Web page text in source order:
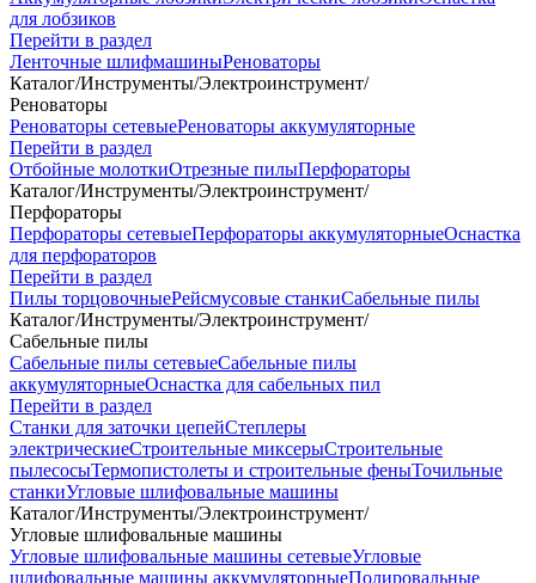
для лобзиков
Перейти в раздел
Ленточные шлифмашиныРеноваторы
Каталог/Инструменты/Электроинструмент/
Реноваторы
Реноваторы сетевыеРеноваторы аккумуляторные
Перейти в раздел
Отбойные молоткиОтрезные пилыПерфораторы
Каталог/Инструменты/Электроинструмент/
Перфораторы
Перфораторы сетевыеПерфораторы аккумуляторныеОснастка
для перфораторов
Перейти в раздел
Пилы торцовочныеРейсмусовые станкиСабельные пилы
Каталог/Инструменты/Электроинструмент/
Сабельные пилы
Сабельные пилы сетевыеСабельные пилы
аккумуляторныеОснастка для сабельных пил
Перейти в раздел
Станки для заточки цепейСтеплеры
электрическиеСтроительные миксерыСтроительные
пылесосыТермопистолеты и строительные феныТочильные
станкиУгловые шлифовальные машины
Каталог/Инструменты/Электроинструмент/
Угловые шлифовальные машины
Угловые шлифовальные машины сетевыеУгловые
шлифовальные машины аккумуляторныеПолировальные